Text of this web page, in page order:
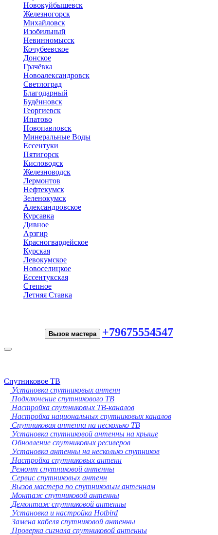
Новокуйбышевск
Железногорск
Михайловск
Изобильный
Невинномысск
Кочубеевское
Донское
Грачёвка
Новоалександровск
Светлоград
Благодарный
Будённовск
Георгиевск
Ипатово
Новопавловск
Минеральные Воды
Ессентуки
Пятигорск
Кисловодск
Железноводск
Лермонтов
Нефтекумск
Зеленокумск
Александровское
Курсавка
Дивное
Арзгир
Красногвардейское
Курская
Левокумское
Новоселицкое
Ессентукская
Степное
Летняя Ставка
Вызов мастера +79675554547
Toggle
Спутниковое ТВ
Установка спутниковых антенн
Подключение спутникового ТВ
Настройка спутниковых ТВ-каналов
Настройка национальных спутниковых каналов
Спутниковая антенна на несколько ТВ
Установка спутниковой антенны на крыше
Обновление спутниковых ресиверов
Установка антенны на несколько спутников
Настройка спутниковых антенн
Ремонт спутниковой антенны
Сервис спутниковых антенн
Вызов мастера по спутниковым антеннам
Монтаж спутниковой антенны
Демонтаж спутниковой антенны
Установка и настройка Hotbird
Замена кабеля спутниковой антенны
Проверка сигнала спутниковой антенны